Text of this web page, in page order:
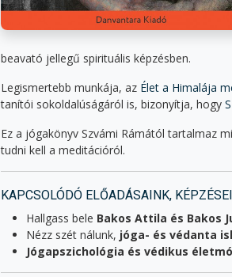
beavató jellegű spirituális képzésben.
Legismertebb munkája, az Élet a Himalája
tanítói sokoldalúságáról is, bizonyítja, hogy
Ez a jógakönyv Szvámi Rámától tartalmaz
tudni kell a meditációról.
KAPCSOLÓDÓ ELŐADÁSAINK,
Hallgass bele Bakos Attila és Bakos
Nézz szét nálunk, jóga- és védanta
Jógapszichológia és védikus